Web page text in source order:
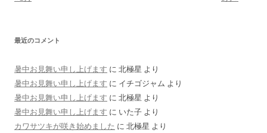
最近のコメント
暑中お見舞い申し上げます に 北極星 より
暑中お見舞い申し上げます に イチゴジャム より
暑中お見舞い申し上げます に 北極星 より
暑中お見舞い申し上げます に いた子 より
カワサツキが咲き始めました に 北極星 より